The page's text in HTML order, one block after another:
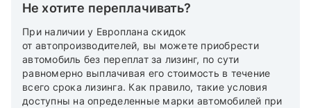
Не хотите переплачивать?
При наличии у Европлана скидок
от автопроизводителей, вы можете приобрести
автомобиль без переплат за лизинг, по сути
равномерно выплачивая его стоимость в течение
всего срока лизинга. Как правило, такие условия
доступны на определенные марки автомобилей при